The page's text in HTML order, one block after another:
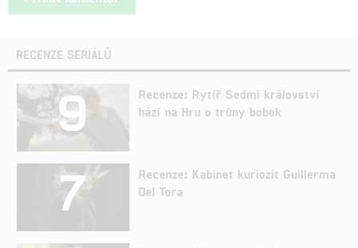
RECENZE SERIÁLŮ
9
Recenze: Rytíř Sedmi království
hází na Hru o trůny bobek
7
Recenze: Kabinet kuriozit Guillerma
Del Tora